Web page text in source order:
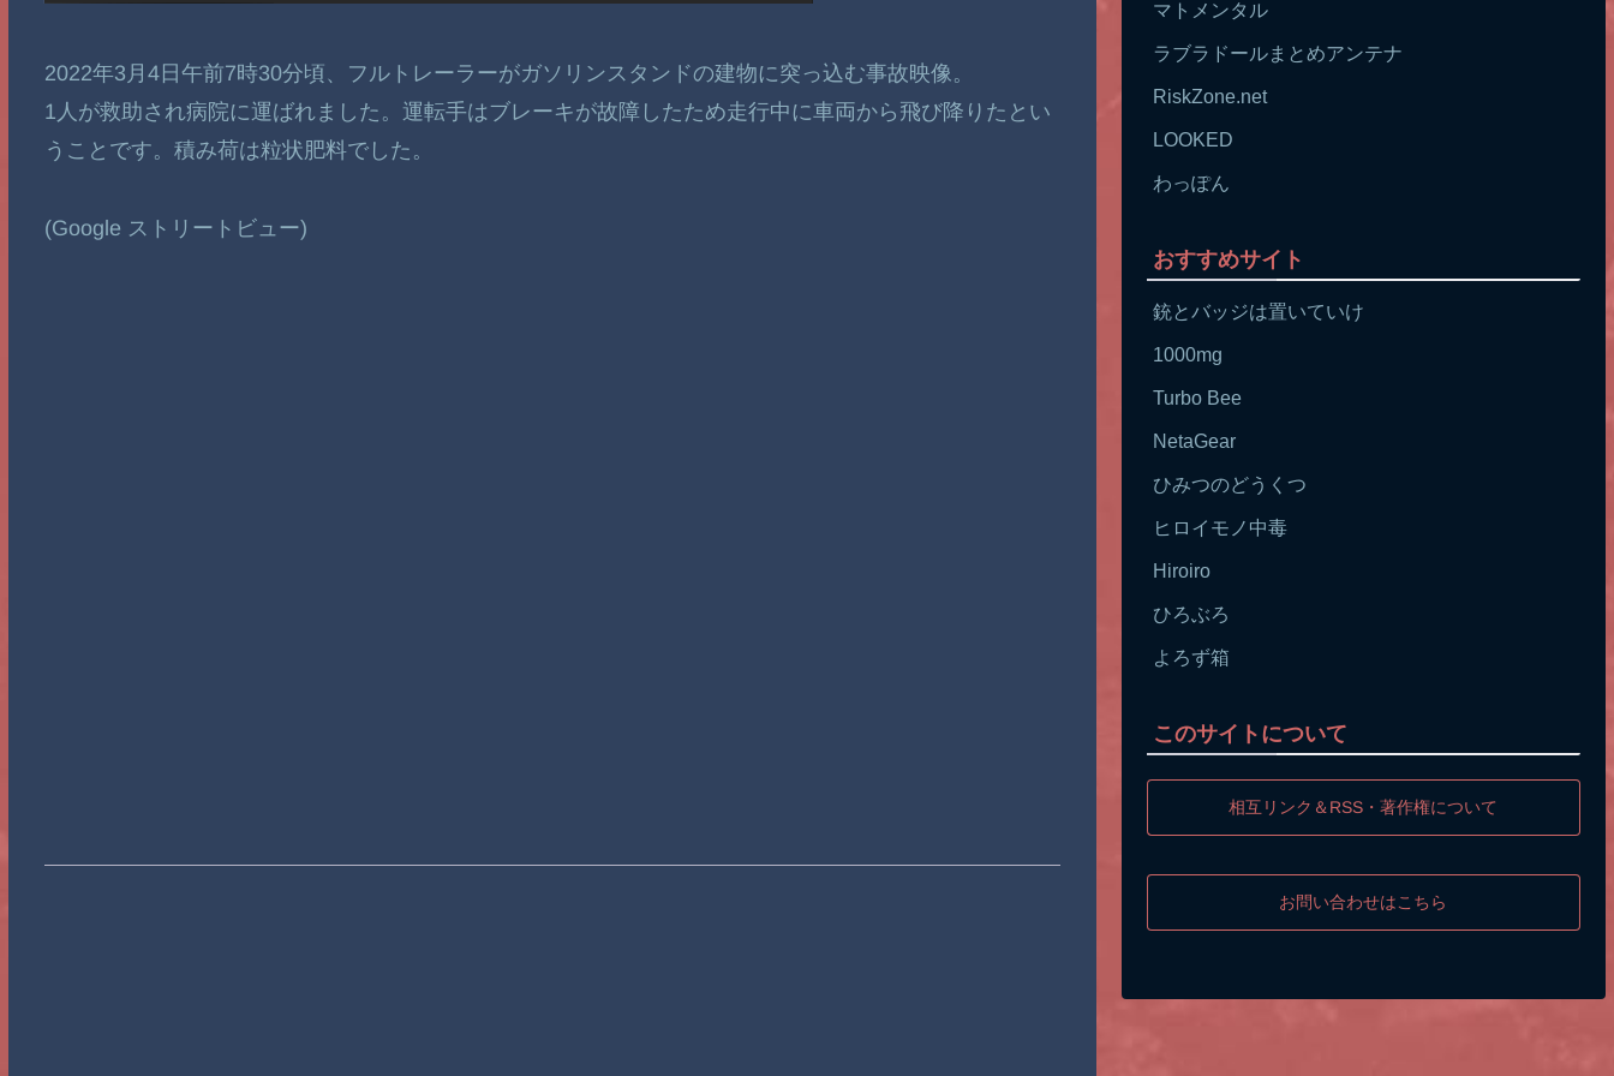
2022年3月4日午前7時30分頃、フルトレーラーがガソリンスタンドの建物に突っ込む事故映像。
1人が救助され病院に運ばれました。運転手はブレーキが故障したため走行中に車両から飛び降りたとい
うことです。積み荷は粒状肥料でした。
(Google ストリートビュー)
マトメンタル
ラブラドールまとめアンテナ
RiskZone.net
LOOKED
わっぽん
おすすめサイト
銃とバッジは置いていけ
1000mg
Turbo Bee
NetaGear
ひみつのどうくつ
ヒロイモノ中毒
Hiroiro
ひろぶろ
よろず箱
このサイトについて
相互リンク＆RSS・著作権について
お問い合わせはこちら